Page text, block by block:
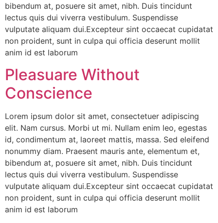
bibendum at, posuere sit amet, nibh. Duis tincidunt
lectus quis dui viverra vestibulum. Suspendisse
vulputate aliquam dui.Excepteur sint occaecat cupidatat
non proident, sunt in culpa qui officia deserunt mollit
anim id est laborum
Pleasuare Without
Conscience
Lorem ipsum dolor sit amet, consectetuer adipiscing
elit. Nam cursus. Morbi ut mi. Nullam enim leo, egestas
id, condimentum at, laoreet mattis, massa. Sed eleifend
nonummy diam. Praesent mauris ante, elementum et,
bibendum at, posuere sit amet, nibh. Duis tincidunt
lectus quis dui viverra vestibulum. Suspendisse
vulputate aliquam dui.Excepteur sint occaecat cupidatat
non proident, sunt in culpa qui officia deserunt mollit
anim id est laborum